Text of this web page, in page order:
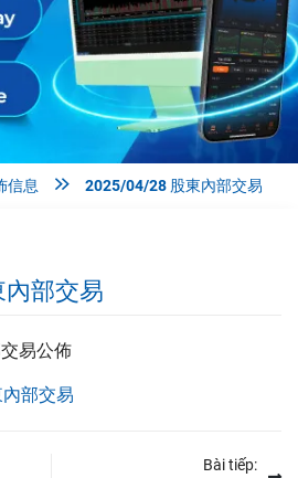
信息  2025/04/28 股東內部交易
部交易
易公佈
部交易
Bài tiếp: